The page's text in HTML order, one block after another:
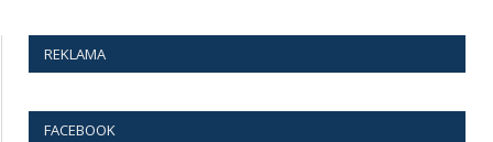
REKLAMA
FACEBOOK